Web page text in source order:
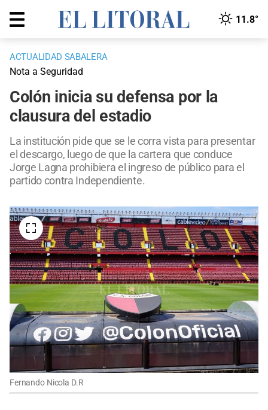
11.8°
ACTUALIDAD SABALERA
Nota a Seguridad
Colón inicia su defensa por la
clausura del estadio
La institución pide que se le corra vista para presentar
el descargo, luego de que la cartera que conduce
Jorge Lagna prohibiera el ingreso de público para el
partido contra Independiente.
Fernando Nicola D.R